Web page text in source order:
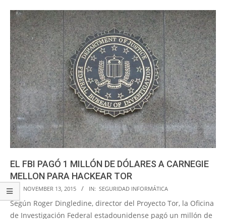
EL FBI PAGÓ 1 MILLÓN DE DÓLARES A CARNEGIE
MELLON PARA HACKEAR TOR
2015-
11-
13
ON: NOVEMBER 13, 2015 IN: SEGURIDAD INFORMÁTICA
Según Roger Dingledine, director del Proyecto Tor, la Oficina
de Investigación Federal estadounidense pagó un millón de